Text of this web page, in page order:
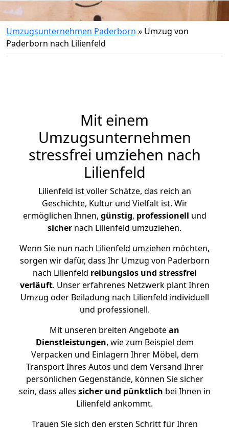
Umzugsunternehmen Paderborn » Umzug von
Paderborn nach Lilienfeld
Mit einem
Umzugsunternehmen
stressfrei umziehen nach
Lilienfeld
Lilienfeld ist voller Schätze, das reich an
Geschichte, Kultur und Vielfalt ist. Wir
ermöglichen Ihnen, günstig, professionell und
sicher nach Lilienfeld umzuziehen.
Wenn Sie nun nach Lilienfeld umziehen möchten,
sorgen wir dafür, dass Ihr Umzug von Paderborn
nach Lilienfeld reibungslos und stressfrei
verläuft. Unser erfahrenes Netzwerk plant Ihren
Umzug oder Beiladung nach Lilienfeld individuell
und professionell.
Mit unseren breiten Angebotean
Dienstleistungen, wie zum Beispiel dem
Verpacken und Einlagern Ihrer Möbel, dem
Transport Ihres Autos und dem Versand Ihrer
persönlichen Gegenstände, können Sie sicher
sein, dass alles sicher und pünktlich bei Ihnen in
Lilienfeld ankommt.
Trauen Sie sich den ersten Schritt für Ihren